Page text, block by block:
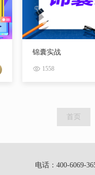
锦囊实战
1558
首页
电话：400-6069-